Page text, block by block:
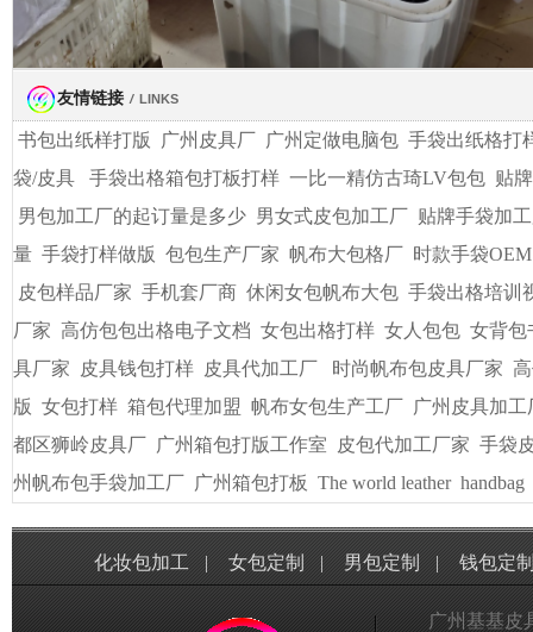
友情链接 / LINKS
书包出纸样打版 广州皮具厂 广州定做电脑包 手袋出纸格打
袋/皮具
手袋出格箱包打板打样 一比一精仿古琦LV包包 贴
男包加工厂的起订量是多少 男女式皮包加工厂 贴牌手袋加
量 手袋打样做版 包包生产厂家 帆布大包格厂 时款手袋OEM
皮包样品厂家 手机套厂商 休闲女包帆布大包 手袋出格培训
厂家 高仿包包出格电子文档 女包出格打样 女人包包 女背包
具厂家
皮具钱包打样 皮具代加工厂 时尚帆布包皮具厂家
版 女包打样 箱包代理加盟 帆布女包生产工厂 广州皮具加工
都区狮岭皮具厂 广州箱包打版工作室 皮包代加工厂家 手袋
州帆布包手袋加工厂 广州箱包打板 The world leather handbag
化妆包加工 | 女包定制 | 男包定制 | 钱包定
广州基基皮